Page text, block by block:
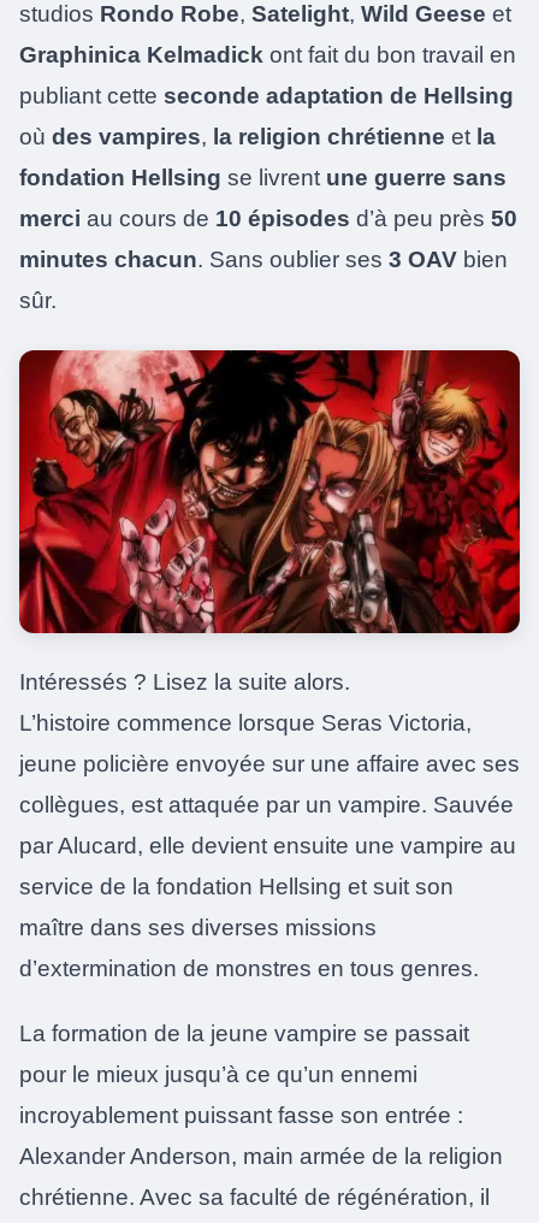
studios Rondo Robe, Satelight, Wild Geese et
Graphinica Kelmadick ont fait du bon travail en
publiant cette seconde adaptation de Hellsing
où des vampires, la religion chrétienne et la
fondation Hellsing se livrent une guerre sans
merci au cours de 10 épisodes d’à peu près 50
minutes chacun. Sans oublier ses 3 OAV bien
sûr.
Intéressés ? Lisez la suite alors.
L’histoire commence lorsque Seras Victoria,
jeune policière envoyée sur une affaire avec ses
collègues, est attaquée par un vampire. Sauvée
par Alucard, elle devient ensuite une vampire au
service de la fondation Hellsing et suit son
maître dans ses diverses missions
d’extermination de monstres en tous genres.
La formation de la jeune vampire se passait
pour le mieux jusqu’à ce qu’un ennemi
incroyablement puissant fasse son entrée :
Alexander Anderson, main armée de la religion
chrétienne. Avec sa faculté de régénération, il